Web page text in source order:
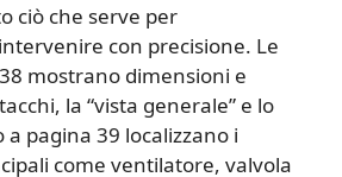
ciò che serve per
con precisione. Le
mostrano dimensioni e
la “vista generale” e lo
pagina 39 localizzano i
come ventilatore, valvola